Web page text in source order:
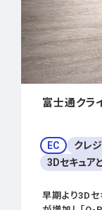
富士通クラ
EC
クレ
3Dセキュア
早期より3D